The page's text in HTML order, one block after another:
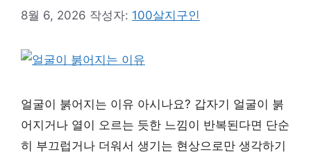
8월 6, 2026 작성자: 100살지구인
얼굴이 붉어지는 이유 아시나요? 갑자기 얼굴이 붉
어지거나 열이 오르는 듯한 느낌이 반복된다면 단순
히 부끄럽거나 더워서 생기는 현상으로만 생각하기